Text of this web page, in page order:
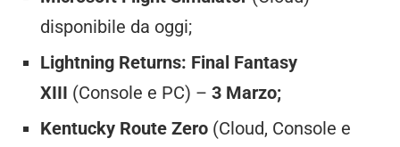
disponibile da oggi;
Lightning Returns: Final Fantasy
XIII (Console e PC) – 3 Marzo;
Kentucky Route Zero (Cloud, Console e